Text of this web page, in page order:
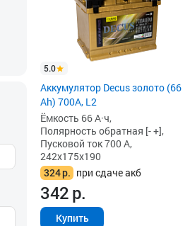
5.0
Аккумулятор Decus золото (66
Ah) 700A, L2
Ёмкость 66 А·ч,
Полярность обратная [- +],
Пусковой ток 700 А,
242x175x190
324р. при сдаче акб
342р.
Купить